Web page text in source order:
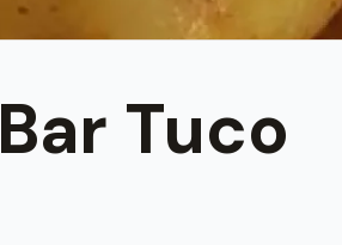
Bar Tuco